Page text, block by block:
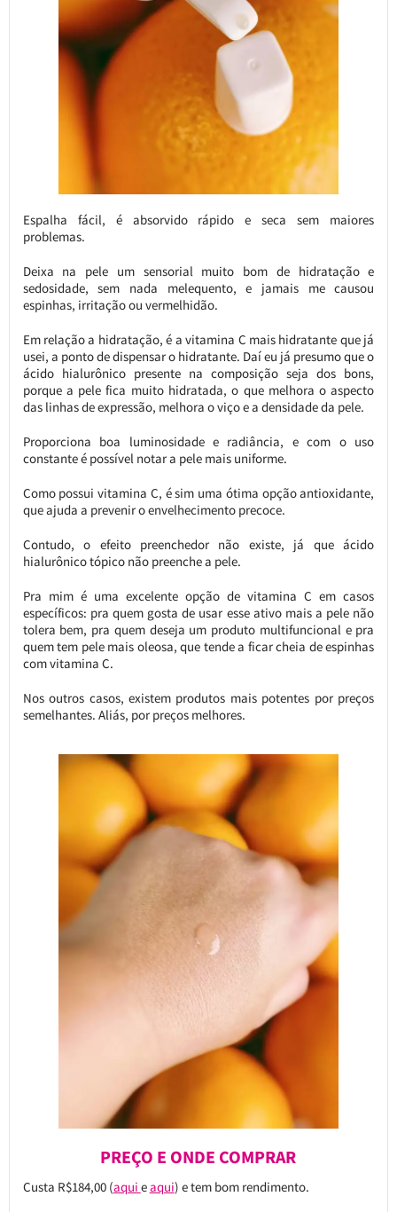
Espalha fácil, é absorvido rápido e seca sem maiores
problemas.
Deixa na pele um sensorial muito bom de hidratação e
sedosidade, sem nada melequento, e jamais me causou
espinhas, irritação ou vermelhidão.
Em relação a hidratação, é a vitamina C mais hidratante que já
usei, a ponto de dispensar o hidratante. Daí eu já presumo que o
ácido hialurônico presente na composição seja dos bons,
porque a pele fica muito hidratada, o que melhora o aspecto
das linhas de expressão, melhora o viço e a densidade da pele.
Proporciona boa luminosidade e radiância, e com o uso
constante é possível notar a pele mais uniforme.
Como possui vitamina C, é sim uma ótima opção antioxidante,
que ajuda a prevenir o envelhecimento precoce.
Contudo, o efeito preenchedor não existe, já que ácido
hialurônico tópico não preenche a pele.
Pra mim é uma excelente opção de vitamina C em casos
específicos: pra quem gosta de usar esse ativo mais a pele não
tolera bem, pra quem deseja um produto multifuncional e pra
quem tem pele mais oleosa, que tende a ficar cheia de espinhas
com vitamina C.
Nos outros casos, existem produtos mais potentes por preços
semelhantes. Aliás, por preços melhores.
PREÇO E ONDE COMPRAR
Custa R$184,00 (aqui eaqui) e tem bom rendimento.